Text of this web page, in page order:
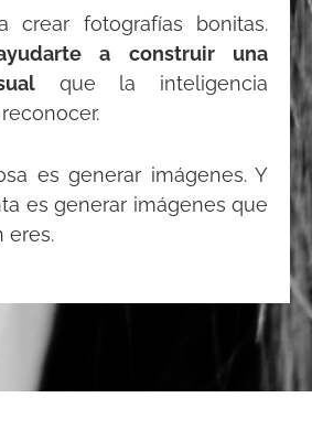
crear fotografías bonitas.
a construir una
que la inteligencia
es generar imágenes. Y
es generar imágenes que
eres.